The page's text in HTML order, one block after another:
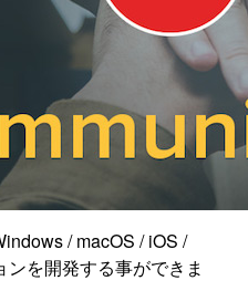
/ macOS / iOS /
を開発する事ができま